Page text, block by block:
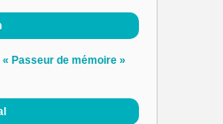
Passeur de mémoire »